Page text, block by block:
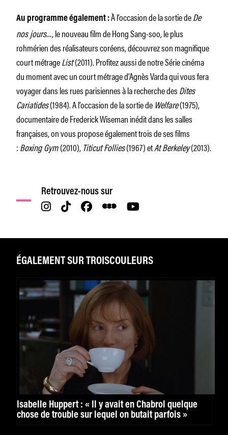
Au programme également :À l’occasion de la sortie deDe
nos jours…, le nouveau film de Hong Sang-soo, le plus
rohmérien des réalisateurs coréens, découvrez son magnifique
court métrageList(2011). Profitez aussi de notre Série cinéma
du moment avec un court métrage d’Agnès Varda qui vous fera
voyager dans les rues parisiennes à la recherche desDites
Cariatides(1984). A l’occasion de la sortie deWelfare(1975),
documentaire de Frederick Wiseman inédit dans les salles
françaises, on vous propose également trois de ses films
:Boxing Gym(2010), Titicut Follies(1967) etAt Berkeley(2013).
Retrouvez-nous sur
ÉGALEMENT SUR TROISCOULEURS
Isabelle Huppert : « Il y avait en Chabrol quelque
chose de trouble sur lequel on butait parfois »